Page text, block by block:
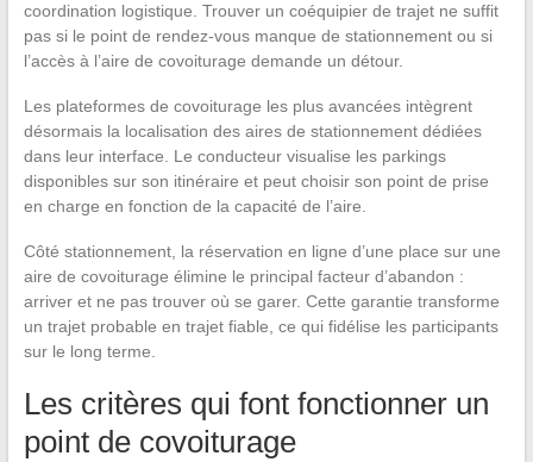
coordination logistique. Trouver un coéquipier de trajet ne suffit
pas si le point de rendez-vous manque de stationnement ou si
l’accès à l’aire de covoiturage demande un détour.
Les plateformes de covoiturage les plus avancées intègrent
désormais la localisation des aires de stationnement dédiées
dans leur interface. Le conducteur visualise les parkings
disponibles sur son itinéraire et peut choisir son point de prise
en charge en fonction de la capacité de l’aire.
Côté stationnement, la réservation en ligne d’une place sur une
aire de covoiturage élimine le principal facteur d’abandon :
arriver et ne pas trouver où se garer. Cette garantie transforme
un trajet probable en trajet fiable, ce qui fidélise les participants
sur le long terme.
Les critères qui font fonctionner un
point de covoiturage